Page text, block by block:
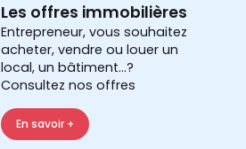
Les offres immobilières
Entrepreneur, vous souhaitez
acheter, vendre ou louer un
local, un bâtiment...?
Consultez nos offres
En savoir +